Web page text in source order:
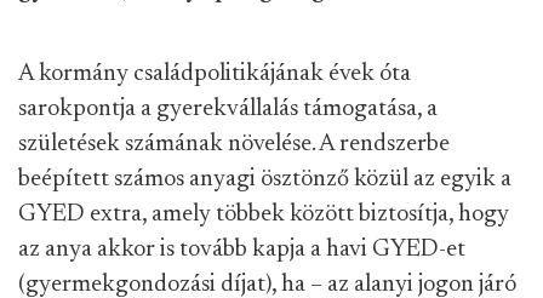
A kormány családpolitikájának évek óta
sarokpontja a gyerekvállalás támogatása, a
születések számának növelése. A rendszerbe
beépített számos anyagi ösztönző közül az egyik a
GYED extra, amely többek között biztosítja, hogy
az anya akkor is tovább kapja a havi GYED-et
(gyermekgondozási díjat), ha – az alanyi jogon járó